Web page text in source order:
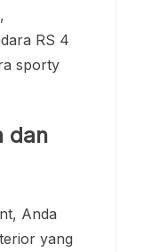
RS 4
sporty
dan
Anda
yang